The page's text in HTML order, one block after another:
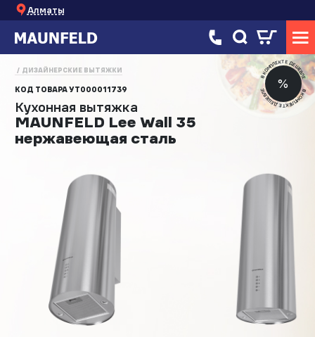
Алматы
%
В КОМПЛЕКТЕ ДЕШЕВЛЕ
В КОМПЛЕКТЕ ДЕШЕВЛЕ
ДИЗАЙНЕРСКИЕ ВЫТЯЖКИ
КОД ТОВАРАУТ000011739
Кухонная вытяжка
MAUNFELD Lee Wall 35
нержавеющая сталь